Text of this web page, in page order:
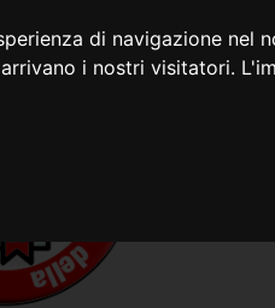
di navigazione nel
i nostri visitatori.